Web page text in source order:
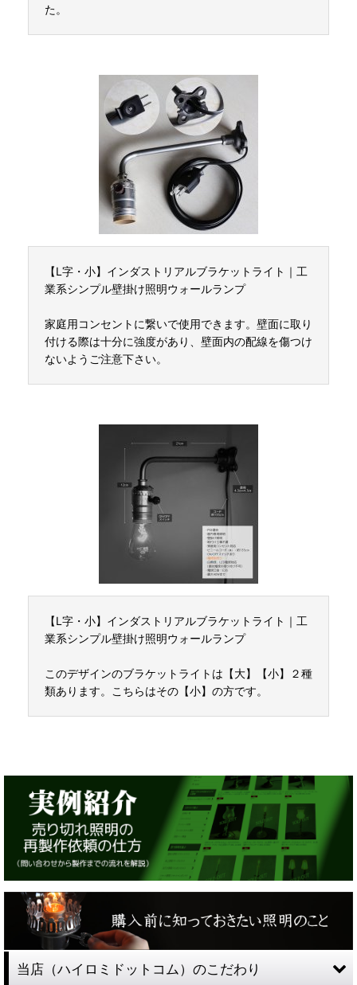
た。
【L字・小】インダストリアルブラケットライト｜工
業系シンプル壁掛け照明ウォールランプ
家庭用コンセントに繋いで使用できます。壁面に取り
付ける際は十分に強度があり、壁面内の配線を傷つけ
ないようご注意下さい。
【L字・小】インダストリアルブラケットライト｜工
業系シンプル壁掛け照明ウォールランプ
このデザインのブラケットライトは【大】【小】２種
類あります。こちらはその【小】の方です。
当店（ハイロミドットコム）のこだわり